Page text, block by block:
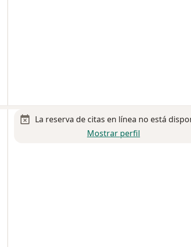
La reserva de citas en línea no está
Mostrar perfil